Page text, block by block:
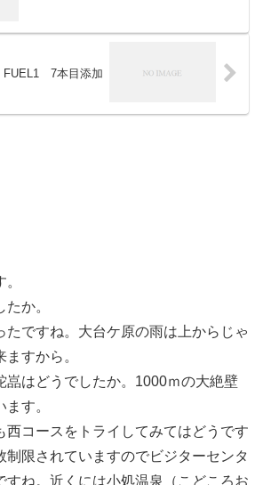
FUEL1 7本目添加
か。
たですね。大台ケ原の雨は上からじゃ
すから。
嵓はどうでしたか。1000ｍの大絶壁
す。
西コースをトライしてみてはどうです
制限されていますのでビジターセンタ
すね。近くには小処温泉（こどころお